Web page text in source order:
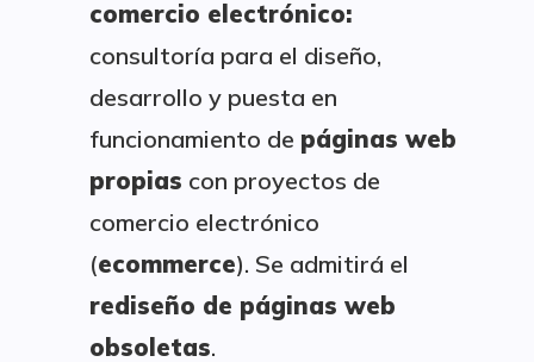
comercio electrónico:
consultoría para el diseño,
desarrollo y puesta en
funcionamiento de páginas web
propias con proyectos de
comercio electrónico
(ecommerce). Se admitirá el
rediseño de páginas web
obsoletas.